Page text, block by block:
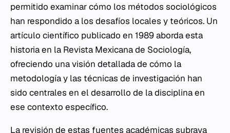
permitido examinar cómo los métodos sociológicos
han respondido a los desafíos locales y teóricos. Un
artículo científico publicado en 1989 aborda esta
historia en la Revista Mexicana de Sociología,
ofreciendo una visión detallada de cómo la
metodología y las técnicas de investigación han
sido centrales en el desarrollo de la disciplina en
ese contexto específico.
La revisión de estas fuentes académicas subraya